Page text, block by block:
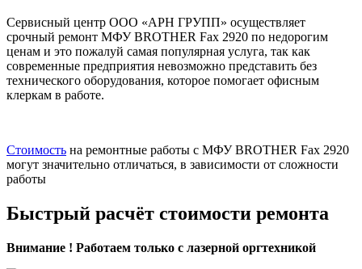
Сервисный центр ООО «АРН ГРУПП» осуществляет
срочный ремонт МФУ BROTHER Fax 2920 по недорогим
ценам и это пожалуй самая популярная услуга, так как
современные предприятия невозможно представить без
технического оборудования, которое помогает офисным
клеркам в работе.
Стоимость на ремонтные работы с МФУ BROTHER Fax 2920
могут значительно отличаться, в зависимости от сложности
работы
Быстрый расчёт стоимости ремонта
Внимание ! Работаем только с лазерной оргтехникой